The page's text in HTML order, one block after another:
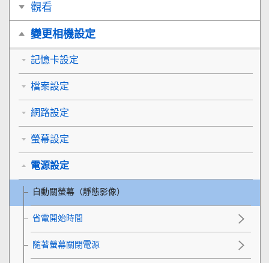
觀看
變更相機設定
記憶卡設定
檔案設定
網路設定
螢幕設定
電源設定
自動關螢幕 （靜態影像）
省電開始時間
隨著螢幕關閉電源